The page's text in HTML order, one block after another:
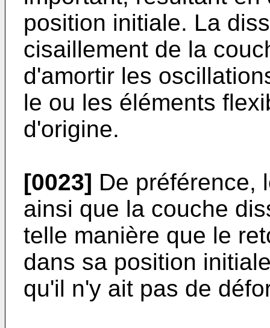
position initiale. La
cisaillement de la
d'amortir les
le ou les éléments
d'origine.
[0023] De préférence,
ainsi que la couche
telle manière que le
dans sa position
qu'il n'y ait pas de